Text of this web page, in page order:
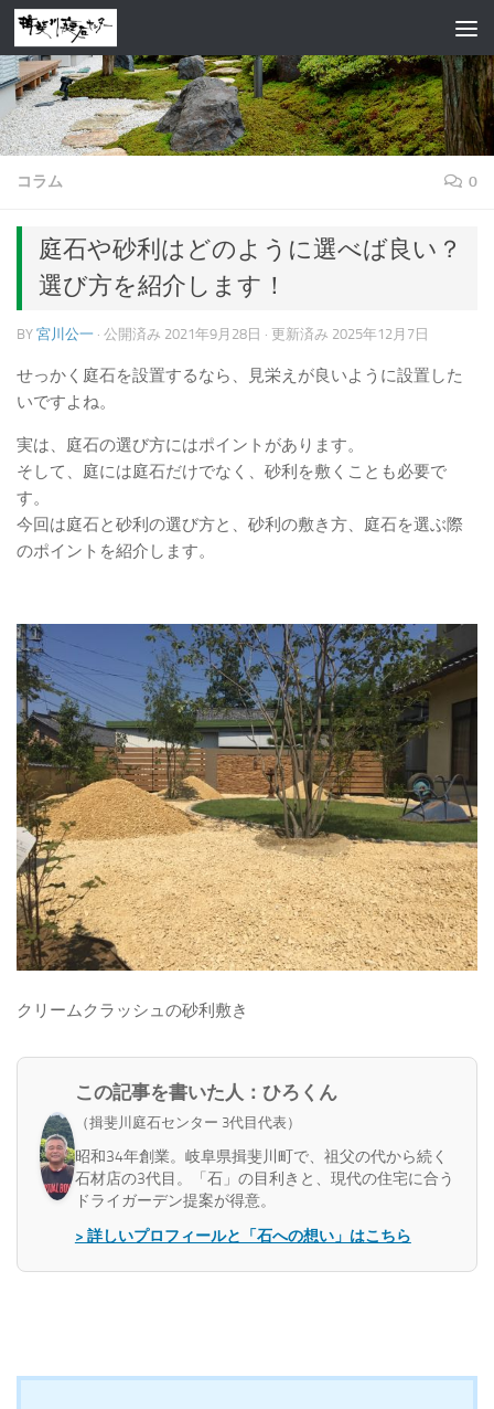
コンテンツへスキップ
コラム 0
庭石や砂利はどのように選べば良い？
選び方を紹介します！
BY 宮川公一 · 公開済み 2021年9月28日 · 更新済み 2025年12月7日
せっかく庭石を設置するなら、見栄えが良いように設置した
いですよね。
実は、庭石の選び方にはポイントがあります。
そして、庭には庭石だけでなく、砂利を敷くことも必要で
す。
今回は庭石と砂利の選び方と、砂利の敷き方、庭石を選ぶ際
のポイントを紹介します。
クリームクラッシュの砂利敷き
この記事を書いた人：ひろくん
（揖斐川庭石センター 3代目代表）
昭和34年創業。岐阜県揖斐川町で、祖父の代から続く
石材店の3代目。「石」の目利きと、現代の住宅に合う
ドライガーデン提案が得意。
> 詳しいプロフィールと「石への想い」はこちら